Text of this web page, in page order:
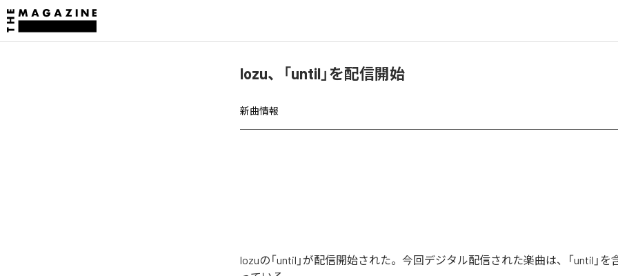
lozu、「until」を配信開始
新曲情報
lozuの「until」が配信開始された。今回デジタル配信された楽曲は、「until」を